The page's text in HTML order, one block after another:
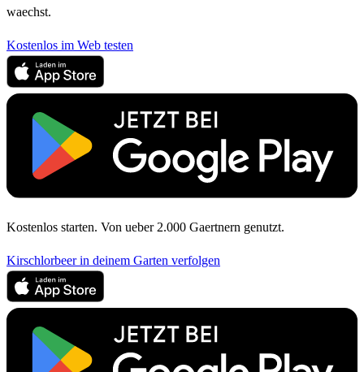
waechst.
Kostenlos im Web testen
Kostenlos starten. Von ueber 2.000 Gaertnern genutzt.
Kirschlorbeer in deinem Garten verfolgen